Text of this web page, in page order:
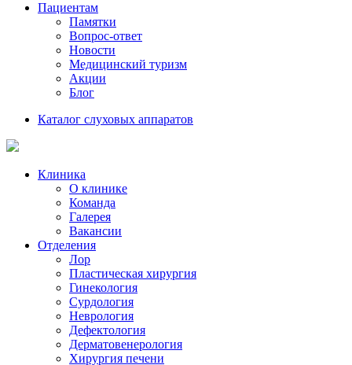
Пациентам
Памятки
Вопрос-ответ
Новости
Медицинский туризм
Акции
Блог
Каталог слуховых аппаратов
Клиника
О клинике
Команда
Галерея
Вакансии
Отделения
Лор
Пластическая хирургия
Гинекология
Сурдология
Неврология
Дефектология
Дерматовенерология
Хирургия печени